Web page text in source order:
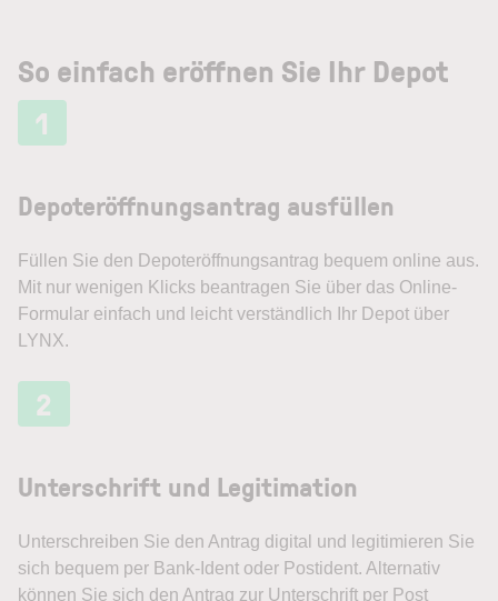
So einfach eröffnen Sie Ihr Depot
1
Depoteröffnungsantrag ausfüllen
Füllen Sie den Depoteröffnungsantrag bequem online aus.
Mit nur wenigen Klicks beantragen Sie über das Online-
Formular einfach und leicht verständlich Ihr Depot über
LYNX.
2
Unterschrift und Legitimation
Unterschreiben Sie den Antrag digital und legitimieren Sie
sich bequem per Bank-Ident oder Postident. Alternativ
können Sie sich den Antrag zur Unterschrift per Post